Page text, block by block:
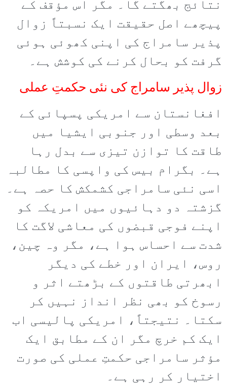
نتائج بھگتے گا۔ مگر اس مؤقف کے
پیچھے اصل حقیقت ایک نسبتاً زوال
پذیر سامراج کی اپنی کھوئی ہوئی
گرفت کو بحال کرنے کی کوشش ہے۔
زوال پذیر سامراج کی نئی حکمتِ عملی
افغانستان سے امریکی پسپائی کے
بعد وسطی اور جنوبی ایشیا میں
طاقت کا توازن تیزی سے بدل رہا
ہے۔ بگرام بیس کی واپسی کا مطالبہ
اسی نئی سامراجی کشمکش کا حصہ ہے۔
گزشتہ دو دہائیوں میں امریکہ کو
اپنے فوجی قبضوں کی معاشی لاگت کا
شدت سے احساس ہوا ہے، مگر وہ چین،
روس، ایران اور خطے کی دیگر
ابھرتی طاقتوں کے بڑھتے اثر و
رسوخ کو بھی نظر انداز نہیں کر
سکتا۔ نتیجتاً، امریکی پالیسی اب
ایک کم خرچ مگر ان کے مطابق ایک
مؤثر سامراجی حکمتِ عملی کی صورت
اختیار کر رہی ہے۔